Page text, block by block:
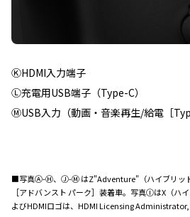
ⓀHDMI入力端子
Ⓛ充電用USB端子（Type-C）
ⓂUSB入力（動画・音楽再生/給電［
■写真Ⓐ-Ⓗ、Ⓙ-Ⓜ はZ"Adventure"（ハイブリッド
［アドバンスト パーク］装着車。写真ⒾはX（
よびHDMIロゴは、HDMI Licensing Administrator,